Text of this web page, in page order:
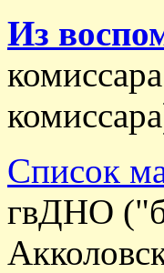
Из
Список
гвДНО